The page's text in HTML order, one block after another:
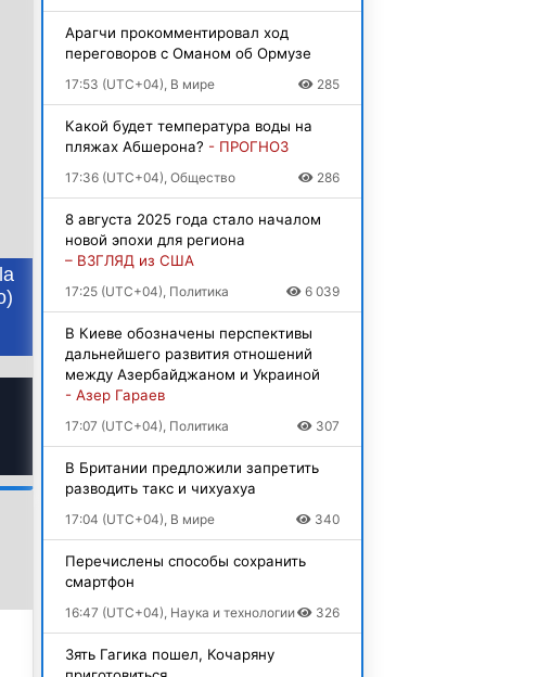
Арагчи прокомментировал ход
переговоров с Оманом об Ормузе
17:53 (UTC+04), В мире 285
Какой будет температура воды на
пляжах Абшерона? - ПРОГНОЗ
17:36 (UTC+04), Общество 286
8 августа 2025 года стало началом
новой эпохи для региона
– ВЗГЛЯД из США
17:25 (UTC+04), Политика 6 039
В Киеве обозначены перспективы
дальнейшего развития отношений
между Азербайджаном и Украиной
- Азер Гараев
17:07 (UTC+04), Политика 307
В Британии предложили запретить
разводить такс и чихуахуа
17:04 (UTC+04), В мире 340
Перечислены способы сохранить
смартфон
16:47 (UTC+04), Наука и технологии 326
Зять Гагика пошел, Кочаряну